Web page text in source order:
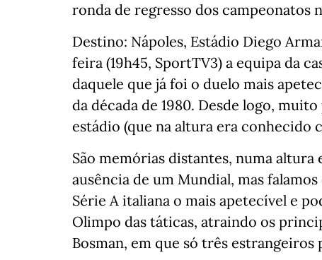
ronda de regresso dos campeonatos
Destino: Nápoles, Estádio Diego
feira (19h45, SportTV3) a equipa da
daquele que já foi o duelo mais
da década de 1980. Desde logo,
estádio (que na altura era conhecido
São memórias distantes, numa
ausência de um Mundial, mas
Série A italiana o mais apetecível e
Olimpo das táticas, atraindo os
Bosman, em que só três